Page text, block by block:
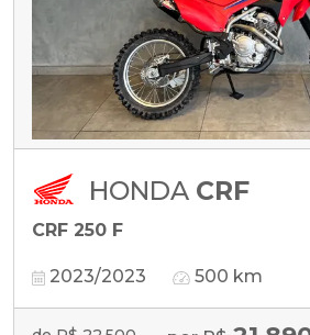
HONDA CRF
CRF 250 F
2023/2023 500 km